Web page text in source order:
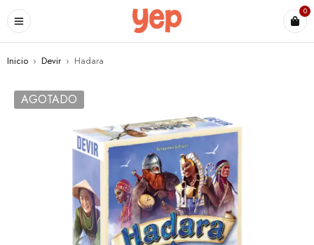
0
Inicio › Devir › Hadara
AGOTADO